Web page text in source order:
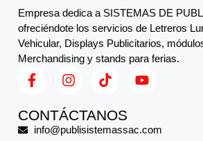
Empresa dedica a SISTEMAS DE
ofreciéndote los servicios de Letreros
Vehicular, Displays Publicitarios,
Merchandising y stands para ferias.
CONTÁCTANOS
info@publisistemassac.com